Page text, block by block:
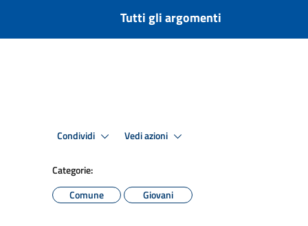
Tutti gli argomenti
Condividi Vedi azioni
Categorie:
Comune
Giovani